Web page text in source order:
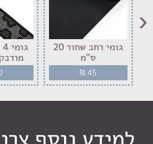
גומי רחב שחור 20
ס"מ
₪ 45
‹
למידע נוסף